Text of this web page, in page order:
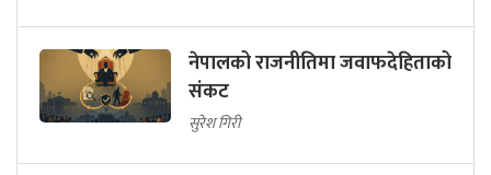
नेपालको राजनीतिमा जवाफदेहिताको
संकट
सुरेश गिरी